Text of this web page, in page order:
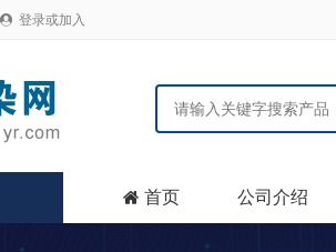
 登录或加入
 首页 公司介绍